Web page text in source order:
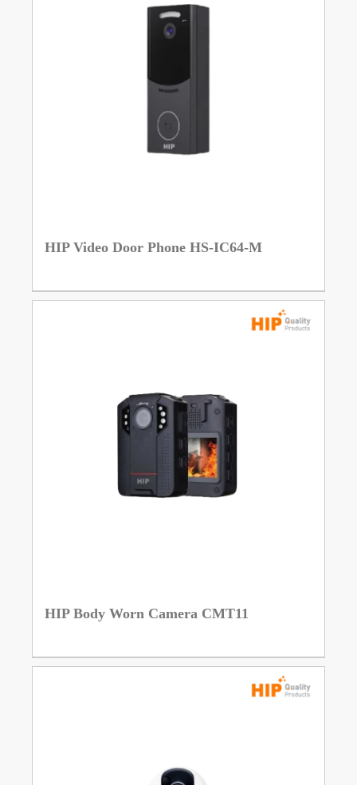
HIP Video Door Phone HS-IC64-M
HIP Body Worn Camera CMT11